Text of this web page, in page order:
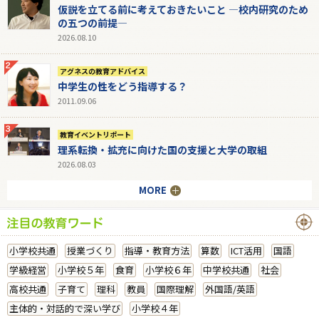
仮説を立てる前に考えておきたいこと ―校内研究のため
の五つの前提―
2026.08.10
アグネスの教育アドバイス
中学生の性をどう指導する？
2011.09.06
教育イベントリポート
理系転換・拡充に向けた国の支援と大学の取組
2026.08.03
MORE
小学校共通 授業づくり 指導・教育方法 算数 ICT活用
国語
学級経営
小学校５年 食育 小学校６年 中学校共通
社会
高校共通
子育て 理科 教員 国際理解
外国語/英語
主体的・対話的で深い学び
小学校４年